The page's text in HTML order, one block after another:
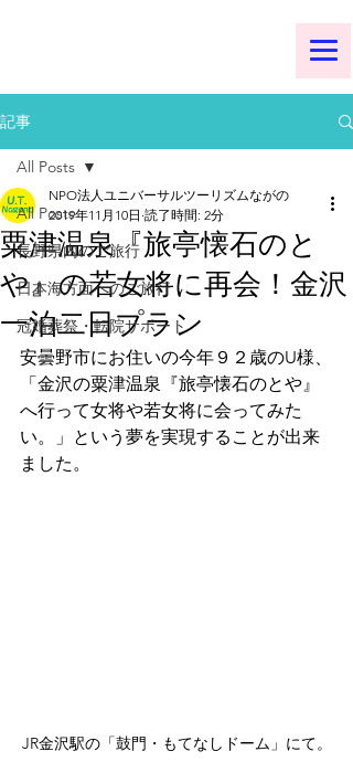
記事
All Posts
長野県内のご旅行
日本海方面へのご旅行
冠婚葬祭・転院サポート
All Posts
粟津温泉『旅亭懐石のと
や』の若女将に再会！金沢
一泊二日プラン
NPO法人ユニバーサルツーリズムながの
2019年11月10日 読了時間: 2分
安曇野市にお住いの今年９２歳のU様、
「金沢の粟津温泉『旅亭懐石のとや』
へ行って女将や若女将に会ってみた
い。」という夢を実現することが出来
ました。
JR金沢駅の「鼓門・もてなしドーム」にて。